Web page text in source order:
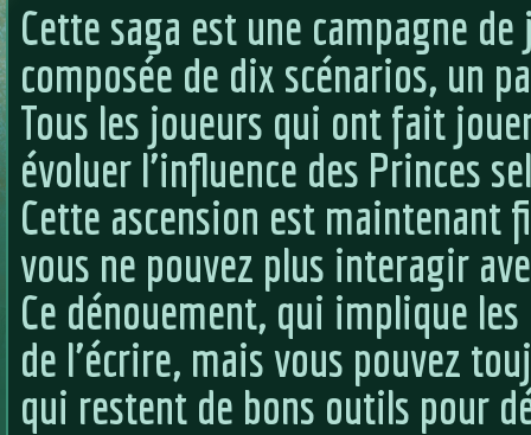
Cette saga est une campagne
composée de dix scénarios, un
Tous les joueurs qui ont fait
évoluer l'influence des Princes
Cette ascension est maintenant
vous ne pouvez plus interagir
Ce dénouement, qui implique
de l'écrire, mais vous pouvez
qui restent de bons outils pour